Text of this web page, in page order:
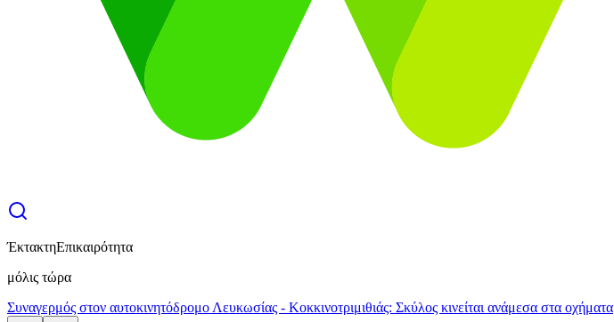
ΈκτακτηΕπικαιρότητα
μόλις τώρα
Συναγερμός στον αυτοκινητόδρομο Λευκωσίας - Κοκκινοτριμιθιάς: Σκύλος κινείται ανάμεσα στα οχήματα